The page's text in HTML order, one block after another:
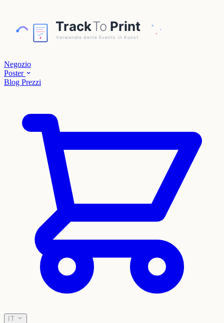
Negozio
Poster
Blog Prezzi
IT